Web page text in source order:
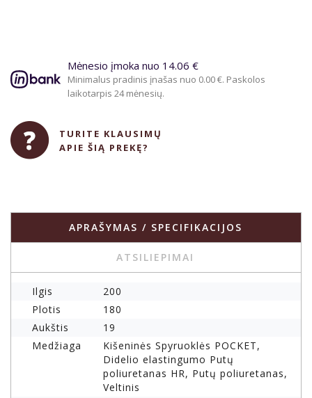
Mėnesio įmoka nuo 14.06 €
Minimalus pradinis įnašas nuo 0.00 €. Paskolos
laikotarpis 24 mėnesių.
TURITE KLAUSIMŲ
APIE ŠIĄ PREKĘ?
APRAŠYMAS / SPECIFIKACIJOS
ATSILIEPIMAI
Ilgis
200
Plotis
180
Aukštis
19
Medžiaga
Kišeninės Spyruoklės POCKET,
Didelio elastingumo Putų
poliuretanas HR, Putų poliuretanas,
Veltinis